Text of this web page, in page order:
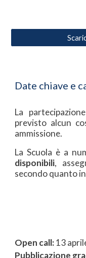
Date chiave e
La
previsto alcun
ammissione.
La Scuola è a
disponibili,
secondo quanto
Open call:13
Pubblicazione